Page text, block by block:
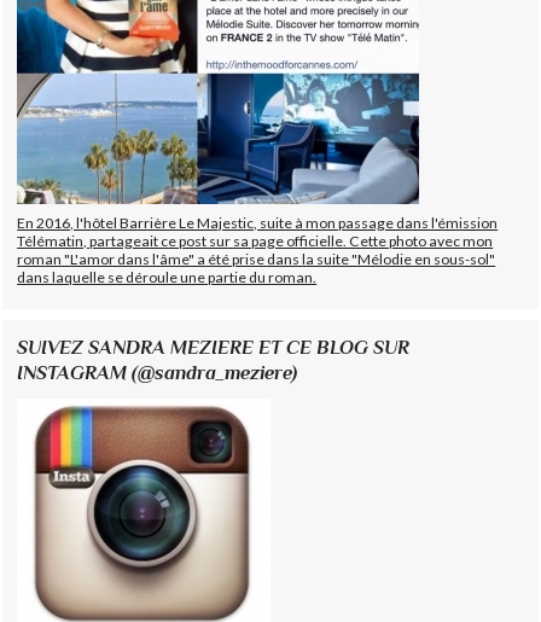
En 2016, l'hôtel Barrière Le Majestic, suite à mon passage dans l'émission
Télématin, partageait ce post sur sa page officielle. Cette photo avec mon
roman "L'amor dans l'âme" a été prise dans la suite "Mélodie en sous-sol"
dans laquelle se déroule une partie du roman.
SUIVEZ SANDRA MEZIERE ET CE BLOG SUR
INSTAGRAM (@sandra_meziere)